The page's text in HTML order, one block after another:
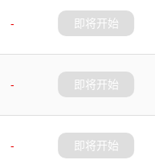
-
即将开始
-
即将开始
-
即将开始